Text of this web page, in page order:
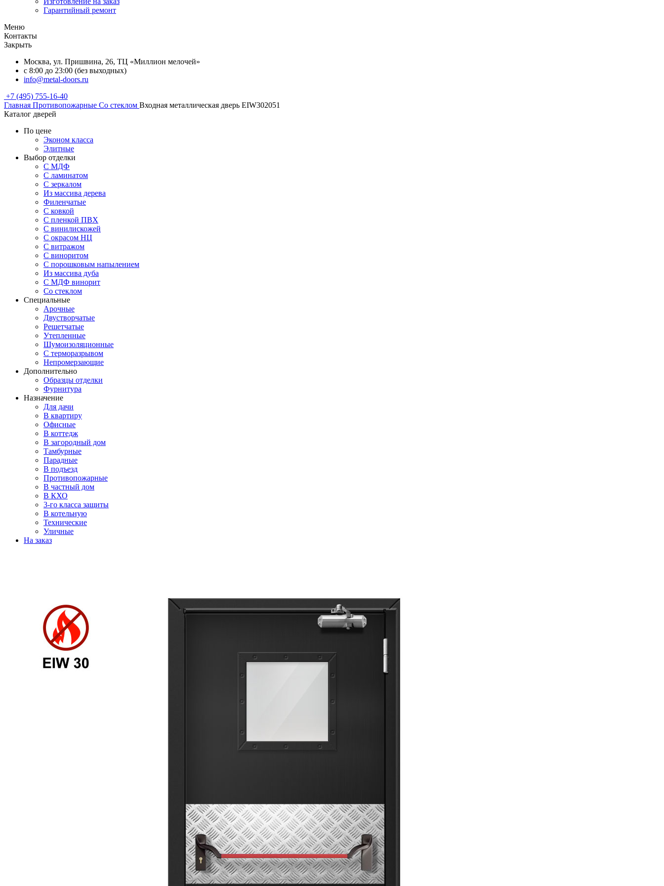
Гарантийный ремонт
Меню
Контакты
Закрыть
Москва, ул. Пришвина, 26, ТЦ «Миллион мелочей»
с 8:00 до 23:00 (без выходных)
info@metal-doors.ru
+7 (495) 755-16-40
Главная Противопожарные Со стеклом Входная металлическая дверь EIW302051
Каталог дверей
По цене
Эконом класса
Элитные
Выбор отделки
С МДФ
С ламинатом
С зеркалом
Из массива дерева
Филенчатые
С ковкой
С пленкой ПВХ
С винилискожей
С окрасом НЦ
С витражом
С виноритом
С порошковым напылением
Из массива дуба
С МДФ винорит
Со стеклом
Специальные
Арочные
Двустворчатые
Решетчатые
Утепленные
Шумоизоляционные
С терморазрывом
Непромерзающие
Дополнительно
Образцы отделки
Фурнитура
Назначение
Для дачи
В квартиру
Офисные
В коттедж
В загородный дом
Тамбурные
Парадные
В подъезд
Противопожарные
В частный дом
В КХО
3-го класса защиты
В котельную
Технические
Уличные
На заказ